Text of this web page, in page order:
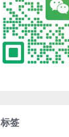
标签